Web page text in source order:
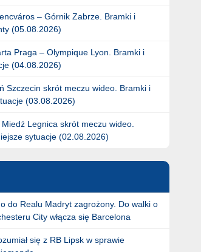
– Górnik Zabrze. Bramki i
(05.08.2026)
Praga – Olympique Lyon. Bramki i
(04.08.2026)
Szczecin skrót meczu wideo. Bramki i
(03.08.2026)
Legnica skrót meczu wideo.
sytuacje (02.08.2026)
do Realu Madryt zagrożony. Do walki o
City włącza się Barcelona
się z RB Lipsk w sprawie